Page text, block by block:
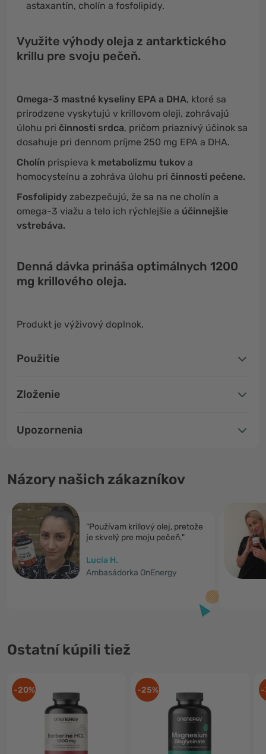
astaxantín, cholín a fosfolipidy.
Využite výhody oleja z antarktického
krillu pre svoju pečeň.
Omega-3 mastné kyseliny EPA a DHA, ktoré sa
prirodzene vyskytujú v krillovom oleji, zohrávajú
úlohu pri činnosti srdca, pričom priaznivý účinok sa
dosahuje pri dennom príjme 250 mg EPA a DHA.
Cholín prispieva k metabolizmu tukov a
homocysteínu a zohráva úlohu pri činnosti pečene.
Fosfolipidy zabezpečujú, že sa na ne cholín a
omega-3 viažu a telo ich rýchlejšie a účinnejšie
vstrebáva.
Denná dávka prináša optimálnych 1200
mg krillového oleja.
Produkt je výživový doplnok.
Použitie
Zloženie
Upozornenia
Názory našich zákazníkov
"Používam krillový olej, pretože
je skvelý pre moju pečeň."
Lucia H.
Ambasádorka OnEnergy
Ostatní kúpili tiež
-20% -25% -